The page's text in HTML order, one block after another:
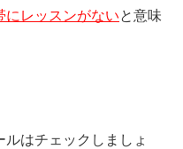
にレッスンがないと意味
はチェックしましょ